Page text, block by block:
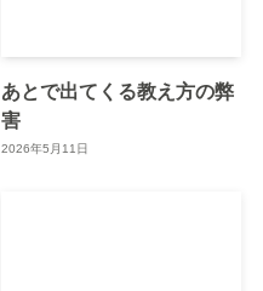
あとで出てくる教え方の弊
害
2026年5月11日